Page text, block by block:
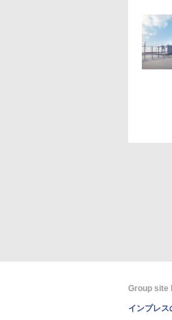
Group site
インプレ